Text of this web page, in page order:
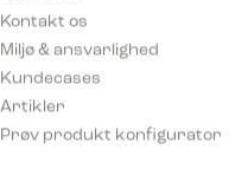
Kontakt os
Miljø & ansvarlighed
Kundecases
Artikler
Prøv produkt konfigurator